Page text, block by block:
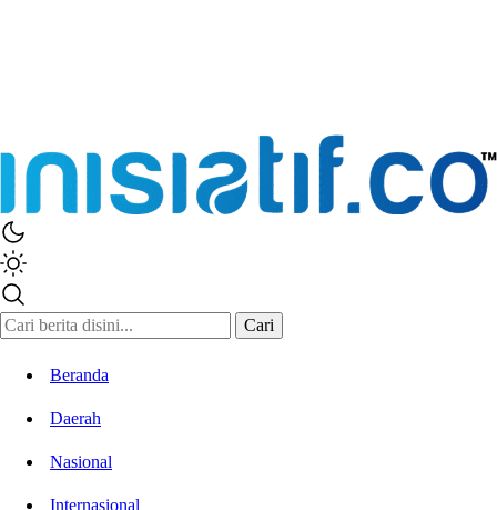
Cari
Beranda
Daerah
Nasional
Internasional